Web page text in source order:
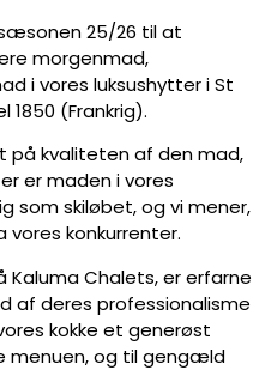
25/26 til at
morgenmad,
i vores luksushytter i St
(Frankrig).
kvaliteten af den mad,
er maden i vores
som skiløbet, og vi mener,
vores konkurrenter.
Kaluma Chalets, er erfarne
af deres professionalisme
kokke et generøst
og til gengæld